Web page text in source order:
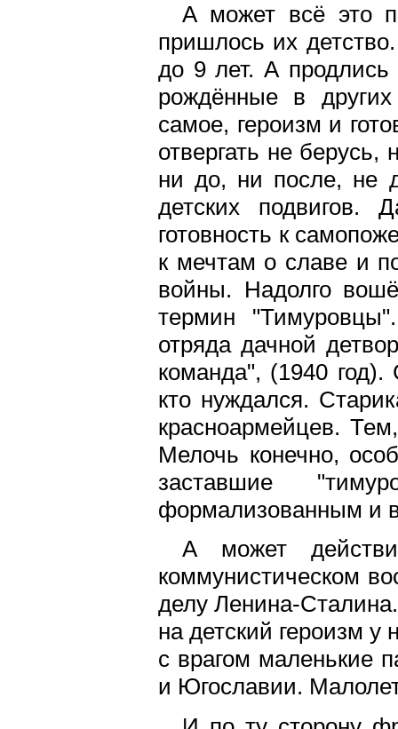
А может всё это
пришлось их
до 9 лет. А
рождённые в
самое, героизм и
отвергать не берусь,
ни до, ни после, не
детских подвигов.
готовность к
к мечтам о славе и
войны. Надолго
термин
отряда дачной
команда", (1940
кто нуждался.
красноармейцев.
Мелочь конечно,
заставшие
формализованным и
А может
коммунистическом
делу Ленина-
на детский героизм
с врагом маленькие
и Югославии.